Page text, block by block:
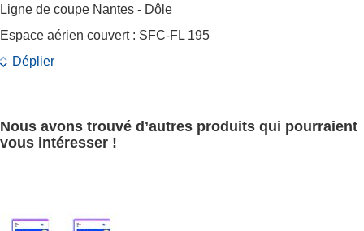
Ligne de coupe Nantes - Dôle
Espace aérien couvert : SFC-FL 195
Déplier
Nous avons trouvé d’autres produits qui pourraient
vous intéresser !